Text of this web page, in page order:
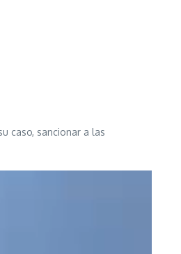
caso, sancionar a las